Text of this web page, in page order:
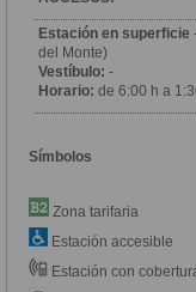
Estación en superficie
del Monte)
Vestíbulo: -
Horario: de 6:00 h a
Símbolos
Zona tarifaria
Estación accesible
Estación con